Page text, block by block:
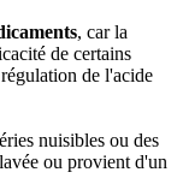
, car la
de certains
de l'acide
nuisibles ou des
ou provient d'un